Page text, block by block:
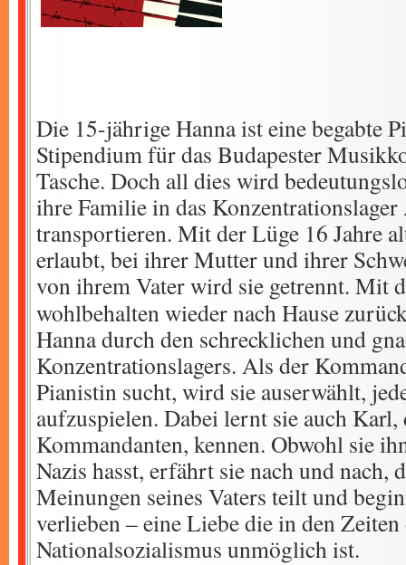
Die 15-jährige Hanna ist eine begabte
Stipendium für das Budapester
Tasche. Doch all dies wird
ihre Familie in das
transportieren. Mit der Lüge 16 Jahre
erlaubt, bei ihrer Mutter und ihrer
von ihrem Vater wird sie getrennt. Mit
wohlbehalten wieder nach Hause
Hanna durch den schrecklichen und
Konzentrationslagers. Als der
Pianistin sucht, wird sie auserwählt,
aufzuspielen. Dabei lernt sie auch Karl,
Kommandanten, kennen. Obwohl sie
Nazis hasst, erfährt sie nach und nach,
Meinungen seines Vaters teilt und
verlieben – eine Liebe die in den Zeiten
Nationalsozialismus unmöglich ist.